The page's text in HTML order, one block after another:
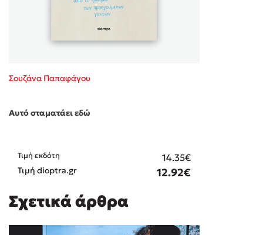
Σουζάνα Παπαφάγου
Αυτό σταματάει εδώ
Τιμή εκδότη 14.35€
Τιμή dioptra.gr 12.92€
Σχετικά άρθρα